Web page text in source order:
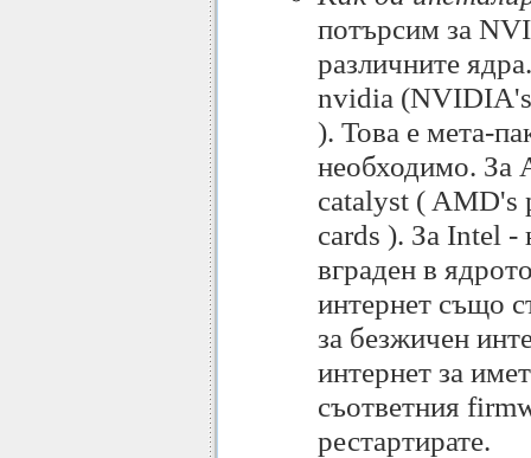
потърсим за
различните
nvidia
). Това е мета-
необходимо. За
catalyst ( AMD's
cards ). За Intel -
вграден в
интернет също
за безжичен
интернет за
съответния
рестартирате.